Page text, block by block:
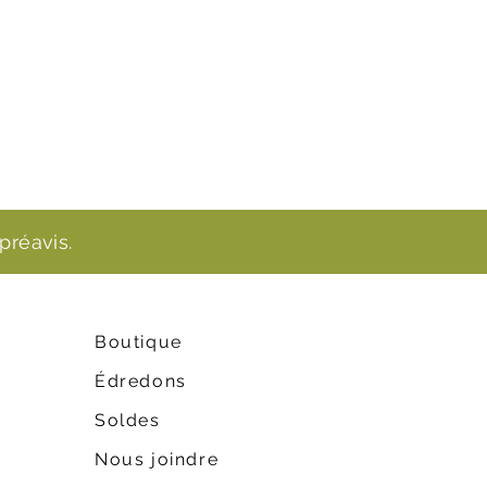
Boutique
Édredons
Soldes
Nous joindre